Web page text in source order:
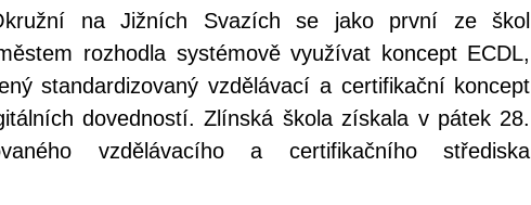
na Jižních Svazích se jako první ze škol
rozhodla systémově využívat koncept ECDL,
standardizovaný vzdělávací a certifikační koncept
dovedností. Zlínská škola získala v pátek 28.
vzdělávacího a certifikačního střediska